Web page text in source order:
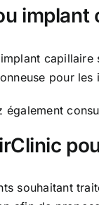
pour
souhaitant